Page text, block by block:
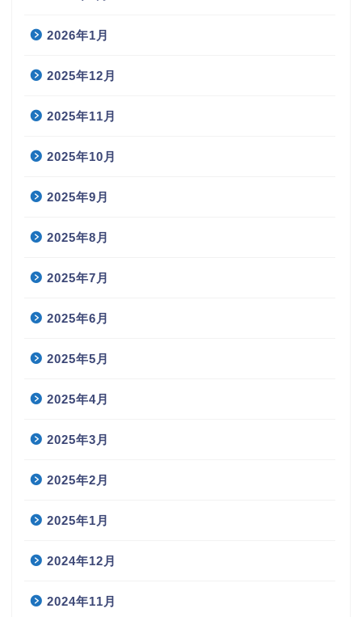
2026年1月
2025年12月
2025年11月
2025年10月
2025年9月
2025年8月
2025年7月
2025年6月
2025年5月
2025年4月
2025年3月
2025年2月
2025年1月
2024年12月
2024年11月